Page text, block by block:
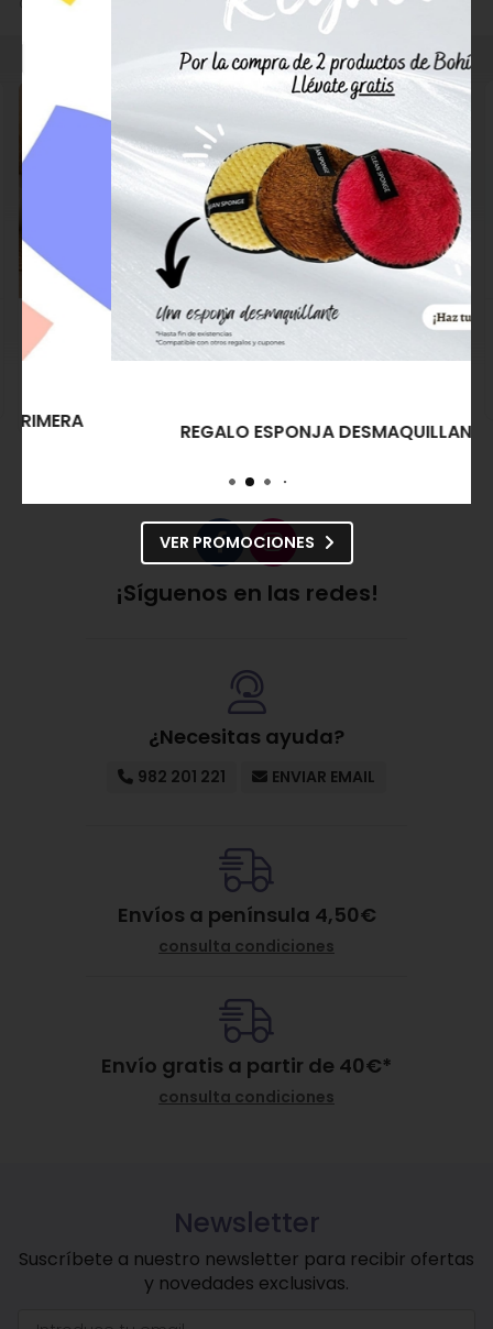
Presentación: Tubo de 200 ml.
D’Lucanni Pack Reductor
y Remodelante Crema y
Shot Témpera Forte
108,41€ 64,35€
De Noyle's Reducteur
Creme Perfect Body
¡Síguenos en las redes!
¿Necesitas ayuda?
982 201 221 ENVIAR EMAIL
Envíos a península 4,50€
consulta condiciones
Envío gratis a partir de 40€*
consulta condiciones
Newsletter
Suscríbete a nuestro newsletter para recibir ofertas
y novedades exclusivas.
REGALO ESPONJA DESMAQUILLANTE
VER PROMOCIONES